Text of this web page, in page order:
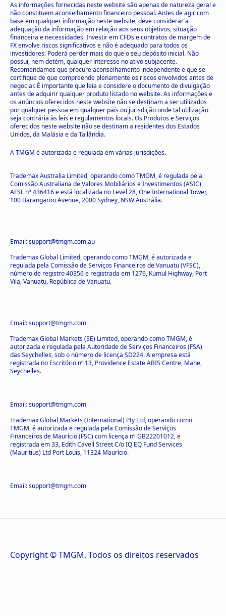
As informações fornecidas neste website são apenas de natureza geral e
não constituem aconselhamento financeiro pessoal. Antes de agir com
base em qualquer informação neste website, deve considerar a
adequação da informação em relação aos seus objetivos, situação
financeira e necessidades. Investir em CFDs e contratos de margem de
FX envolve riscos significativos e não é adequado para todos os
investidores. Poderá perder mais do que o seu depósito inicial. Não
possui, nem detém, qualquer interesse no ativo subjacente.
Recomendamos que procure aconselhamento independente e que se
certifique de que compreende plenamente os riscos envolvidos antes de
negociar. É importante que leia e considere o documento de divulgação
antes de adquirir qualquer produto listado no website. As informações e
os anúncios oferecidos neste website não se destinam a ser utilizados
por qualquer pessoa em qualquer país ou jurisdição onde tal utilização
seja contrária às leis e regulamentos locais. Os Produtos e Serviços
oferecidos neste website não se destinam a residentes dos Estados
Unidos, da Malásia e da Tailândia.
A TMGM é autorizada e regulada em várias jurisdições.
Trademax Australia Limited, operando como TMGM, é regulada pela
Comissão Australiana de Valores Mobiliários e Investimentos (ASIC),
AFSL nº 436416 e está localizada no Level 28, One International Tower,
100 Barangaroo Avenue, 2000 Sydney, NSW Austrália.
Email: support@tmgm.com.au
Trademax Global Limited, operando como TMGM, é autorizada e
regulada pela Comissão de Serviços Financeiros de Vanuatu (VFSC),
número de registro 40356 e registrada em 1276, Kumul Highway, Port
Vila, Vanuatu, República de Vanuatu.
Email: support@tmgm.com
Trademax Global Markets (SE) Limited, operando como TMGM, é
autorizada e regulada pela Autoridade de Serviços Financeiros (FSA)
das Seychelles, sob o número de licença SD224. A empresa está
registrada no Escritório nº 13, Providence Estate ABIS Centre, Mahe,
Seychelles.
Email: support@tmgm.com
Trademax Global Markets (International) Pty Ltd, operando como
TMGM, é autorizada e regulada pela Comissão de Serviços
Financeiros de Maurício (FSC) com licença nº GB22201012, e
registrada em 33, Edith Cavell Street C/o IQ EQ Fund Services
(Mauritius) Ltd Port Louis, 11324 Maurício.
Email: support@tmgm.com
Copyright © TMGM. Todos os direitos reservados